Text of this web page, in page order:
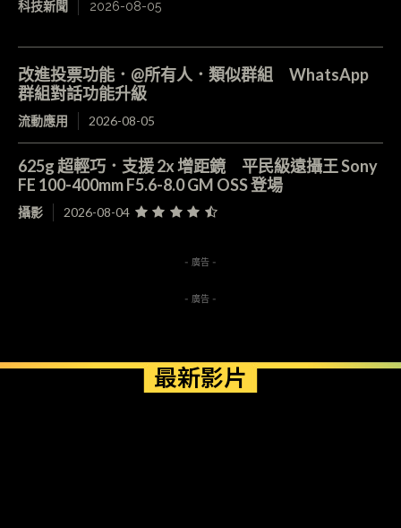
科技新聞 2026-08-05
改進投票功能．@所有人．類似群組 WhatsApp
群組對話功能升級
流動應用 2026-08-05
625g 超輕巧．支援 2x 增距鏡 平民級遠攝王 Sony
FE 100-400mm F5.6-8.0 GM OSS 登場
攝影 2026-08-04
- 廣告 -
- 廣告 -
最新影片